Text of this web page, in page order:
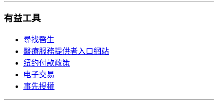
有益工具
尋找醫生
醫療服務提供者入口網站
纽约付款政策
电子交易
事先授權